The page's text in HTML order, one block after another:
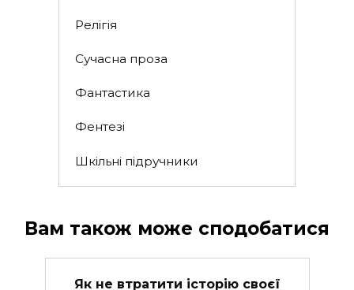
Релігія
Сучасна проза
Фантастика
Фентезі
Шкільні підручники
Вам також може сподобатися
Як не втратити історію своєї